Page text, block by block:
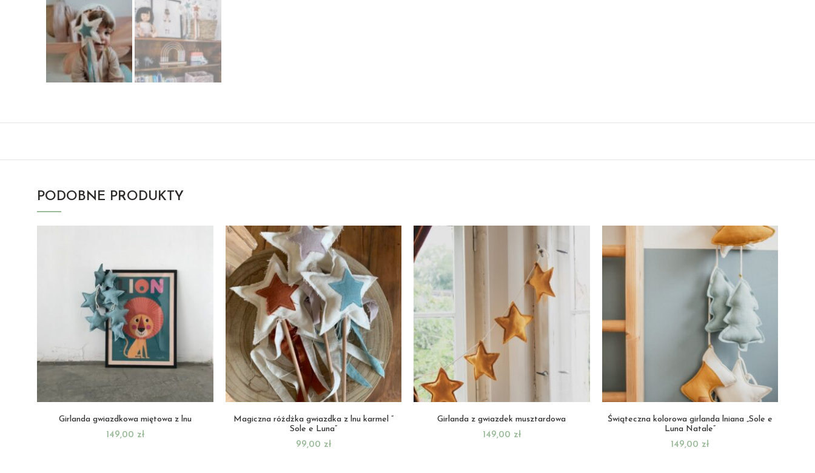
PODOBNE PRODUKTY
Girlanda gwiazdkowa miętowa z lnu
149,00 zł
Magiczna różdżka gwiazdka z lnu karmel ”
Sole e Luna”
99,00 zł
Girlanda z gwiazdek musztardowa
149,00 zł
Świąteczna kolorowa girlanda lniana „Sole e
Luna Natale”
149,00 zł